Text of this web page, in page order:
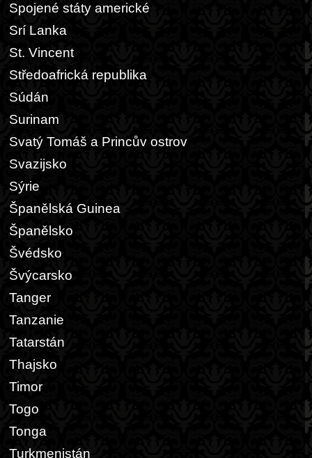
Spojené státy americké
Srí Lanka
St. Vincent
Středoafrická republika
Súdán
Surinam
Svatý Tomáš a Princův ostrov
Svazijsko
Sýrie
Španělská Guinea
Španělsko
Švédsko
Švýcarsko
Tanger
Tanzanie
Tatarstán
Thajsko
Timor
Togo
Tonga
Turkmenistán